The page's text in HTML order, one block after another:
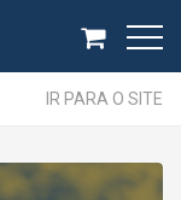
IR PARA O SITE